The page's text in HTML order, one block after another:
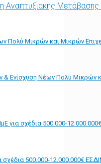
Αναπτυξιακής
Πολύ Μικρών και Μικρών
& Ενίσχυση Νέων Πολύ Μικρών
για σχέδια 500.000-
σχέδια 500.000-12.000.000€